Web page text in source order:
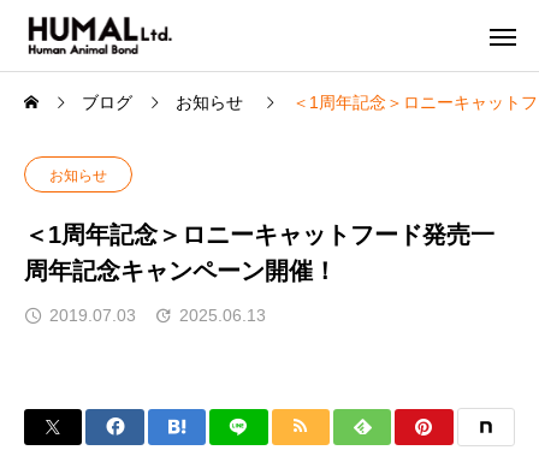
ブログ お知らせ ＜1周年記念＞ロニーキャット
お知らせ
＜1周年記念＞ロニーキャットフード発売一
周年記念キャンペーン開催！
2019.07.03 2025.06.13